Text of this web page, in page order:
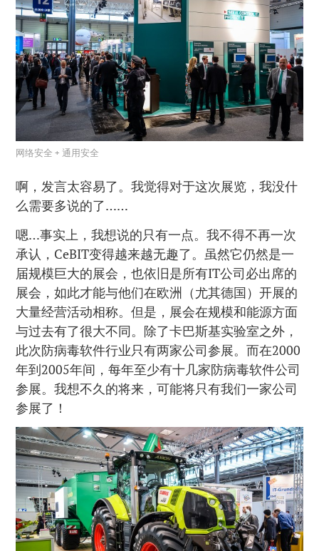
网络安全 + 通用安全
啊，发言太容易了。我觉得对于这次展览，我没什
么需要多说的了……
嗯…事实上，我想说的只有一点。我不得不再一次
承认，CeBIT变得越来越无趣了。虽然它仍然是一
届规模巨大的展会，也依旧是所有IT公司必出席的
展会，如此才能与他们在欧洲（尤其德国）开展的
大量经营活动相称。但是，展会在规模和能源方面
与过去有了很大不同。除了卡巴斯基实验室之外，
此次防病毒软件行业只有两家公司参展。而在2000
年到2005年间，每年至少有十几家防病毒软件公司
参展。我想不久的将来，可能将只有我们一家公司
参展了！